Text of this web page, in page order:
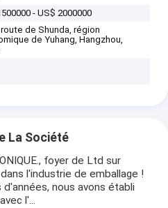
- US$ 2000000
de Shunda, région
de Yuhang, Hangzhou,
La Société
foyer de Ltd sur
l'industrie de emballage !
nous avons établi
l'...